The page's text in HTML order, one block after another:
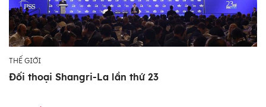
THẾ GIỚI
Đối thoại Shangri-La lần thứ 23